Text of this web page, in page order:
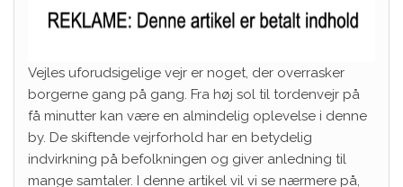
Vejles uforudsigelige vejr er noget, der overrasker
borgerne gang på gang. Fra høj sol til tordenvejr på
få minutter kan være en almindelig oplevelse i denne
by. De skiftende vejrforhold har en betydelig
indvirkning på befolkningen og giver anledning til
mange samtaler. I denne artikel vil vi se nærmere på,